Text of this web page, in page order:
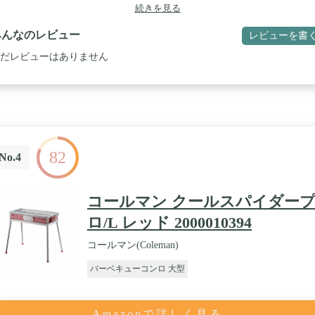
続きを見る
なのレビュー レビューを書
レビューはありません
82
コールマン クールスパイダープ
ロ/L レッド 2000010394
コールマン(Coleman)
バーベキューコンロ 大型